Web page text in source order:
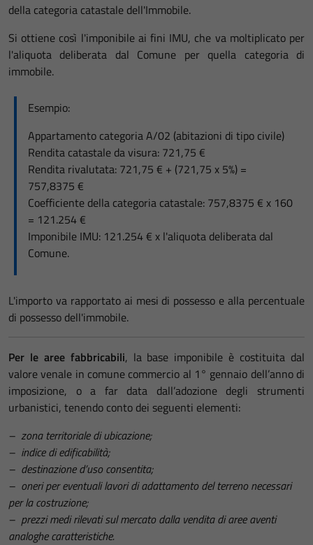
della categoria catastale dell'Immobile.
Si ottiene così l'imponibile ai fini IMU, che va moltiplicato per
l'aliquota deliberata dal Comune per quella categoria di
immobile.
Esempio:
Appartamento categoria A/02 (abitazioni di tipo civile)
Rendita catastale da visura: 721,75 €
Rendita rivalutata: 721,75 € + (721,75 x 5%) =
757,8375 €
Coefficiente della categoria catastale: 757,8375 € x 160
= 121.254 €
Imponibile IMU: 121.254 € x l'aliquota deliberata dal
Comune.
L'importo va rapportato ai mesi di possesso e alla percentuale
di possesso dell'immobile.
Per le aree fabbricabili, la base imponibile è costituita dal
valore venale in comune commercio al 1° gennaio dell’anno di
imposizione, o a far data dall’adozione degli strumenti
urbanistici, tenendo conto dei seguenti elementi:
– zona territoriale di ubicazione;
– indice di edificabilità;
– destinazione d’uso consentita;
– oneri per eventuali lavori di adattamento del terreno necessari
per la costruzione;
– prezzi medi rilevati sul mercato dalla vendita di aree aventi
analoghe caratteristiche.